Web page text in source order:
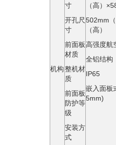
机构
寸
开孔尺
寸
前面板
材质
整机材
质
前面板
防护等
级
安装方
式
（高）
502mm
（高）
高强度航
全铝结构
IP65
嵌入面板
5mm)